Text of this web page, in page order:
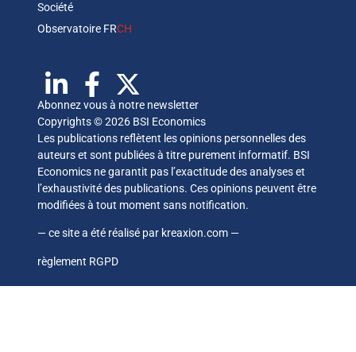
Société
Observatoire FRCH
Abonnez vous à notre newsletter
Copyrights © 2026 BSI Economics
Les publications reflètent les opinions personnelles des
auteurs et sont publiées à titre purement informatif. BSI
Economics ne garantit pas l’exactitude des analyses et
l’exhaustivité des publications. Ces opinions peuvent être
modifiées à tout moment sans notification.
— ce site a été réalisé par kreaxion.com —
règlement RGPD